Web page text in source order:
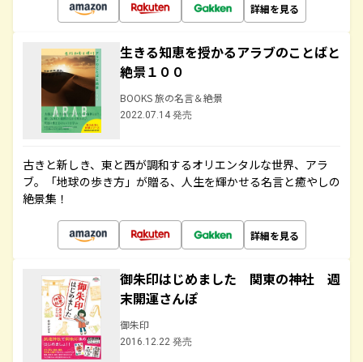
詳細を見る
生きる知恵を授かるアラブのことばと
絶景１００
BOOKS 旅の名言＆絶景
2022.07.14 発売
古きと新しき、東と西が調和するオリエンタルな世界、アラ
ブ。「地球の歩き方」が贈る、人生を輝かせる名言と癒やしの
絶景集！
詳細を見る
御朱印はじめました 関東の神社 週
末開運さんぽ
御朱印
2016.12.22 発売